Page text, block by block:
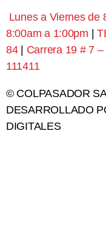
Lunes a Viernes de
8:00am a 1:00pm |
84| Carrera 19 # 7
111411
© COLPASADOR
DESARROLLADO
DIGITALES